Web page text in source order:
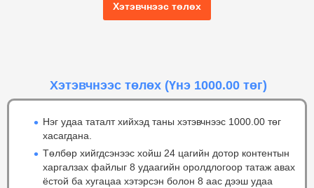
Хэтэвчнээс төлөх
Хэтэвчнээс төлөх (Үнэ 1000.00 төг)
Нэг удаа таталт хийхэд таны хэтэвчнээс 1000.00 төг
хасагдана.
Төлбөр хийгдсэнээс хойш 24 цагийн дотор контентын
харгалзах файлыг 8 удаагийн оролдлогоор татаж авах
ёстой ба хугацаа хэтэрсэн болон 8 аас дээш удаа